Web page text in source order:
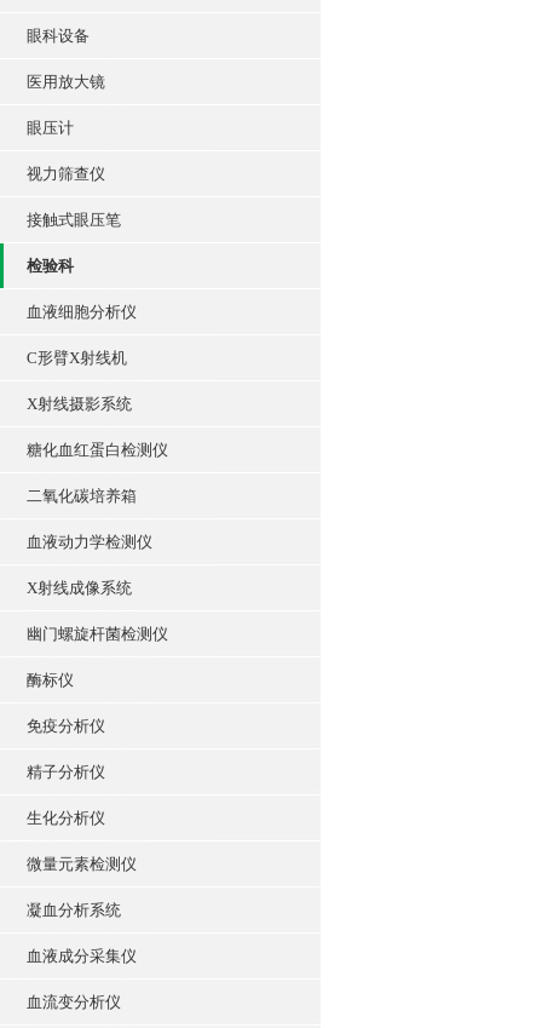
眼科设备
医用放大镜
眼压计
视力筛查仪
接触式眼压笔
检验科
血液细胞分析仪
C形臂X射线机
X射线摄影系统
糖化血红蛋白检测仪
二氧化碳培养箱
血液动力学检测仪
X射线成像系统
幽门螺旋杆菌检测仪
酶标仪
免疫分析仪
精子分析仪
生化分析仪
微量元素检测仪
凝血分析系统
血液成分采集仪
血流变分析仪